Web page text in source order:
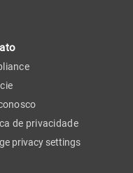
de privacidade
privacy settings